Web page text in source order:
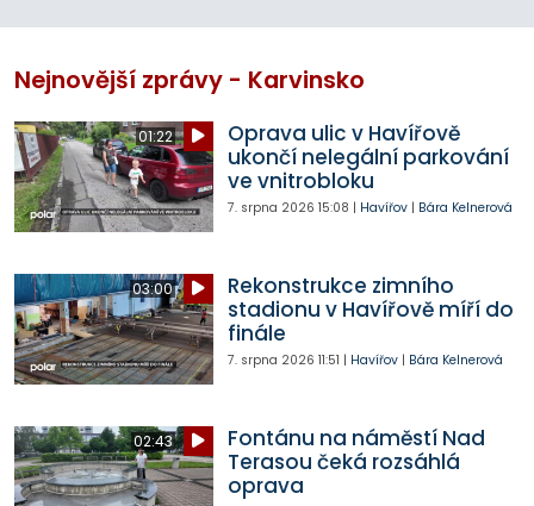
Nejnovější zprávy - Karvinsko
01:22
Oprava ulic v Havířově
ukončí nelegální parkování
ve vnitrobloku
7. srpna 2026 15:08 | Havířov| Bára Kelnerová
03:00
Rekonstrukce zimního
stadionu v Havířově míří do
finále
7. srpna 2026 11:51 | Havířov| Bára Kelnerová
02:43
Fontánu na náměstí Nad
Terasou čeká rozsáhlá
oprava